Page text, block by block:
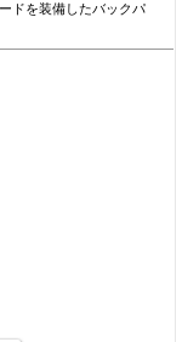
ドを装備したバックパ